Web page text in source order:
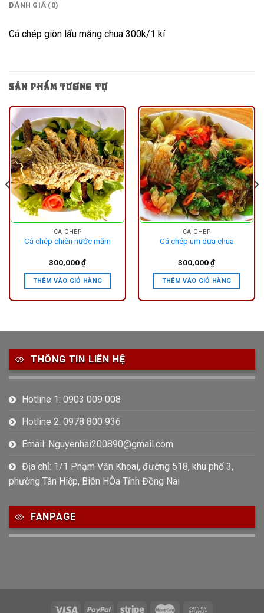
ĐÁNH GIÁ (0)
Cá chép giòn lẩu măng chua 300k/1 kí
SẢN PHẨM TƯƠNG TỰ
CÁ CHÉP
Cá chép chiên nước mắm
300,000₫
THÊM VÀO GIỎ HÀNG
CÁ CHÉP
Cá chép um dưa chua
300,000₫
THÊM VÀO GIỎ HÀNG
THÔNG TIN LIÊN HỆ
Hotline 1: 0903 009 008
Hotline 2: 0978 800 936
Email: Nguyenhai200890@gmail.com
Địa chỉ: 1/1 Phạm Văn Khoai, đường 518, khu phố 3,
phường Tân Hiệp, Biên HÒa Tỉnh Đồng Nai
FANPAGE